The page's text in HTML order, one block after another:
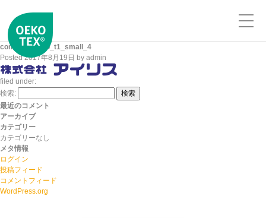
company_logo_t1_small_4
Posted2017年8月19日 by admin
filed under:
検索:
検索
最近のコメント
アーカイブ
カテゴリー
カテゴリーなし
メタ情報
ログイン
投稿フィード
コメントフィード
WordPress.org